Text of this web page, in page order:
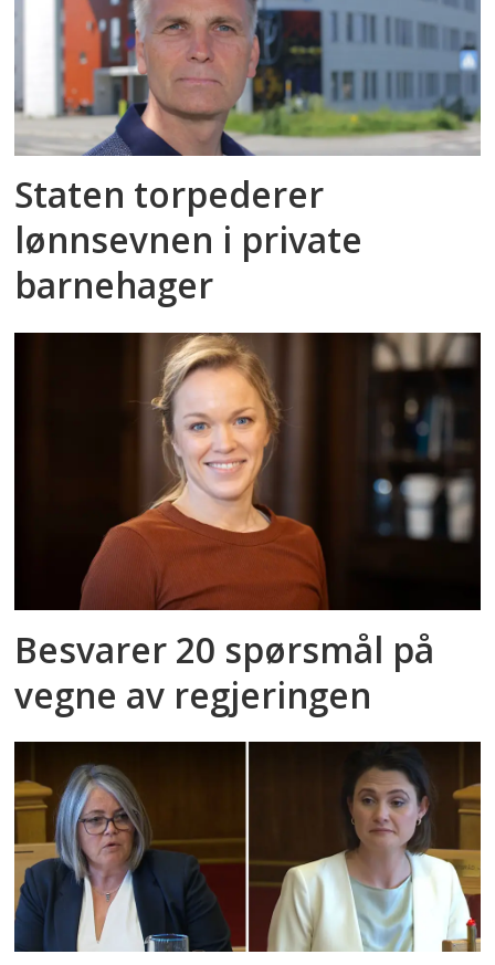
Staten torpederer
lønnsevnen i private
barnehager
Besvarer 20 spørsmål på
vegne av regjeringen